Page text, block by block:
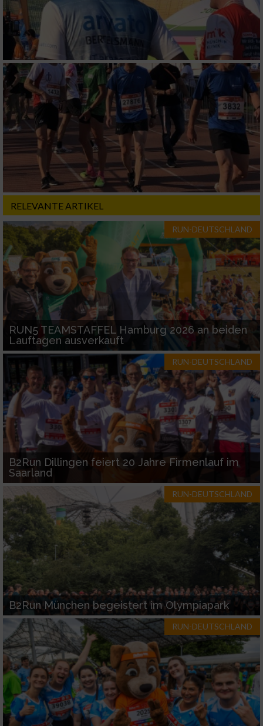
RELEVANTE ARTIKEL
RUN-DEUTSCHLAND
RUN5 TEAMSTAFFEL Hamburg 2026 an beiden
Lauftagen ausverkauft
RUN-DEUTSCHLAND
B2Run Dillingen feiert 20 Jahre Firmenlauf im
Saarland
RUN-DEUTSCHLAND
B2Run München begeistert im Olympiapark
RUN-DEUTSCHLAND
Verwendung genauer Standortdaten
Geräte anhand von aktiv angeforderten
Informationen identifizieren
Nicht-IAB-Verarbeitungszwecke:
Notwendig
Performance
Funktional
Werbung